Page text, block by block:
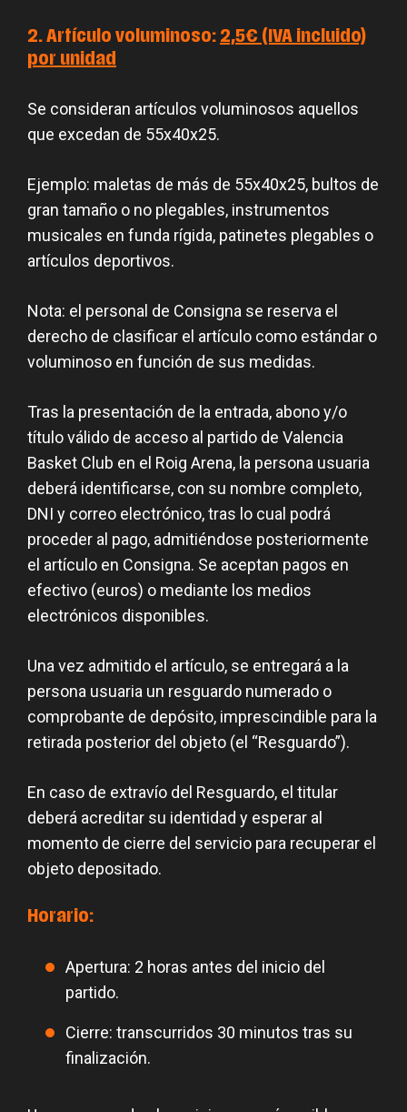
2. Artículo voluminoso: 2,5€ (IVA incluido)
por unidad
Se consideran artículos voluminosos aquellos
que excedan de 55x40x25.
Ejemplo: maletas de más de 55x40x25, bultos de
gran tamaño o no plegables, instrumentos
musicales en funda rígida, patinetes plegables o
artículos deportivos.
Nota: el personal de Consigna se reserva el
derecho de clasificar el artículo como estándar o
voluminoso en función de sus medidas.
Tras la presentación de la entrada, abono y/o
título válido de acceso al partido de Valencia
Basket Club en el Roig Arena, la persona usuaria
deberá identificarse, con su nombre completo,
DNI y correo electrónico, tras lo cual podrá
proceder al pago, admitiéndose posteriormente
el artículo en Consigna. Se aceptan pagos en
efectivo (euros) o mediante los medios
electrónicos disponibles.
Una vez admitido el artículo, se entregará a la
persona usuaria un resguardo numerado o
comprobante de depósito, imprescindible para la
retirada posterior del objeto (el “Resguardo”).
En caso de extravío del Resguardo, el titular
deberá acreditar su identidad y esperar al
momento de cierre del servicio para recuperar el
objeto depositado.
Horario:
Apertura: 2 horas antes del inicio del
partido.
Cierre: transcurridos 30 minutos tras su
finalización.